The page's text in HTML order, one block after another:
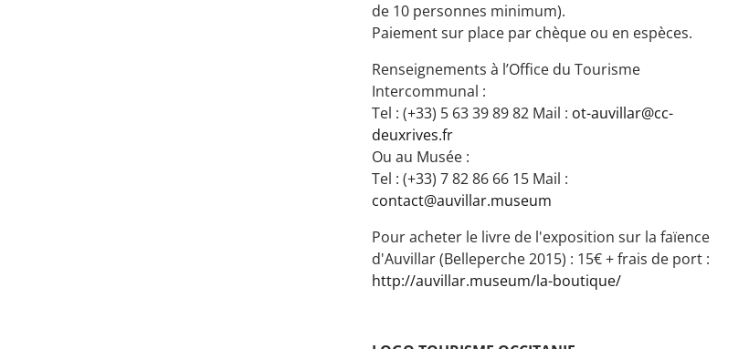
de 10 personnes minimum).
Paiement sur place par chèque ou en espèces.
Renseignements à l’Office du Tourisme
Intercommunal :
Tel : (+33) 5 63 39 89 82 Mail : ot-auvillar@cc-
deuxrives.fr
Ou au Musée :
Tel : (+33) 7 82 86 66 15 Mail :
contact@auvillar.museum
Pour acheter le livre de l'exposition sur la faïence
d'Auvillar (Belleperche 2015) : 15€ + frais de port :
http://auvillar.museum/la-boutique/